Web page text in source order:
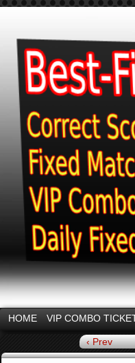
HOME VIP COMBO
‹ Prev